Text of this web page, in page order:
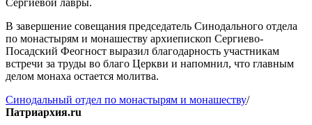
Сергиевой лавры.
В завершение совещания председатель Синодального отдела
по монастырям и монашеству архиепископ Сергиево-
Посадский Феогност выразил благодарность участникам
встречи за труды во благо Церкви и напомнил, что главным
делом монаха остается молитва.
Синодальный отдел по монастырям и монашеству/
Патриархия.ru